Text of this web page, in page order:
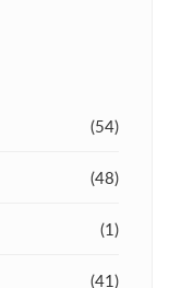
(54)
(48)
(1)
(41)